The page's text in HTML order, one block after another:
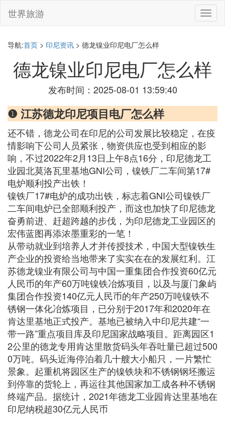
切
换
世界旅游
导航:首页 > 印尼资讯 > 德龙镍业印尼电厂怎么样
德龙镍业印尼电厂怎么样
发布时间：2025-08-01 13:59:40
❶ 江苏德龙印尼项目电厂怎么样
还不错，德龙公司在印尼的公司发展比较稳定，在疫
情影响下公司人员紧张，物资供应也受到相应的影
响，不过2022年2月13日上午8点16分，印尼德龙工
业园北莫洛瓦里基地GNI公司，镍铁厂二车间第17#
电炉顺利投产出铁！
镍铁厂17#电炉的成功出铁，标志着GNI公司镍铁厂
二车间电炉已全部顺利投产，而这也加快了印尼德龙
奋勇前进、赶超跨越的步伐，为印尼德龙工业园区的
宏伟蓝图再添浓墨重彩的一笔！
从带动就业到培养人才并传授技术，中国大型镍铁生
产企业的投资给当地带来了实实在在的发展红利。江
苏德龙镍业有限公司与中国一重集团合作投资60亿元
人民币的年产60万吨镍铁冶炼项目，以及与厦门象屿
集团合作投资140亿元人民币的年产250万吨镍铁不
锈钢一体化冶炼项目，已分别于2017年和2020年在
肯达里基地正式投产。基地已被纳入中印尼共建“一
带一路”重点项目库及印尼国家战略项目。距离园区1
2公里的德龙专用肯达里散货码头年吞吐量已超过500
0万吨。码头近海停泊着几十艘大小船只，一片繁忙
景象。起重机将园区生产的镍铁块和不锈钢钢坯搬运
到停靠的货轮上，再运往其他国家加工成各种不锈钢
终端产品。据统计，2021年德龙工业园肯达里基地在
印尼纳税超30亿元人民币